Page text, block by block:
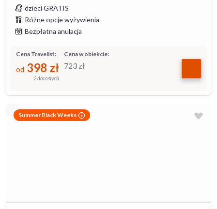
dzieci GRATIS
Różne opcje wyżywienia
Bezpłatna anulacja
Cena w obiekcie:
723 zł
Cena Travelist:
od 398 zł
2 dorosłych
Summer Black Weeks